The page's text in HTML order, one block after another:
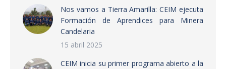
Nos vamos a Tierra Amarilla: CEIM ejecuta
Formación de Aprendices para Minera
Candelaria
15 abril 2025
CEIM inicia su primer programa abierto a la